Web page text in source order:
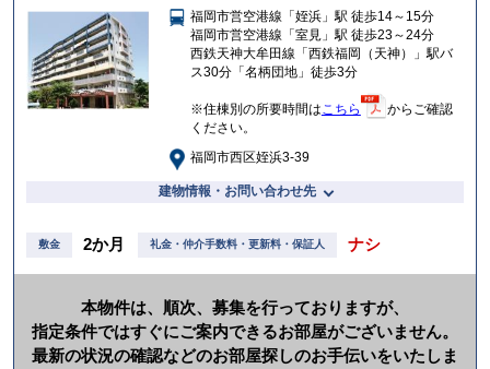
入
り
福岡市営空港線「姪浜」駅 徒歩14～15分
福岡市営空港線「室見」駅 徒歩23～24分
西鉄天神大牟田線「西鉄福岡（天神）」駅バ
ス30分「名柄団地」徒歩3分
※住棟別の所要時間はこちら
からご確認
ください。
福岡市西区姪浜3-39
建物情報・お問い合わせ先
敷金 2か月 礼金・仲介手数料・更新料・保証人 ナシ
本物件は、順次、募集を行っておりますが、
指定条件ではすぐにご案内できるお部屋がございません。
最新の状況の確認などのお部屋探しのお手伝いをいたしま